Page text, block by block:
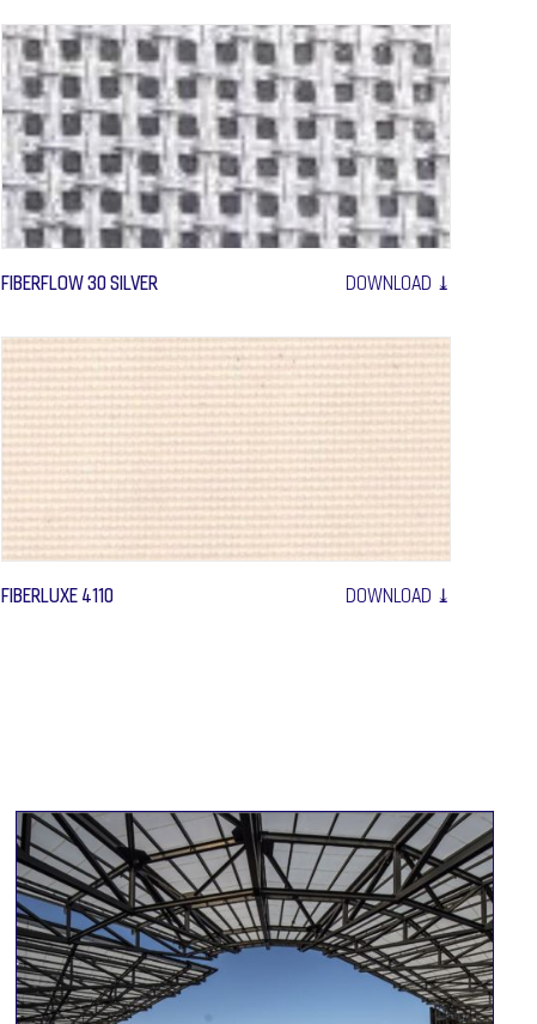
FIBERFLOW 30 SILVER DOWNLOAD ⤓
FIBERLUXE 4110 DOWNLOAD ⤓